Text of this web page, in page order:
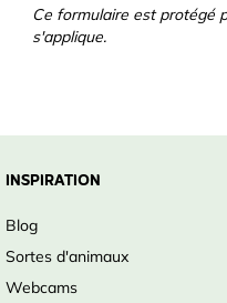
Ce formulaire est protégé
s'applique.
INSPIRATION
Blog
Sortes d'animaux
Webcams